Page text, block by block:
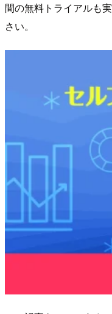
間の無料トライアルも
さい。